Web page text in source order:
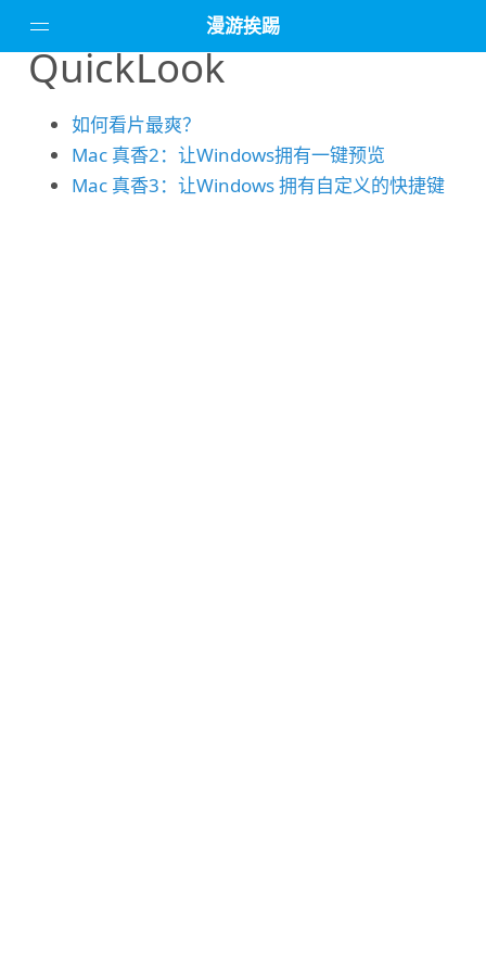
漫游挨踢
精品教程
电脑软件
QuickLook
如何看片最爽？
Mac 真香2：让Windows拥有一键预览
Mac 真香3：让Windows 拥有自定义的快捷键